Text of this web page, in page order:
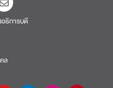
ธิการบดี​
ล